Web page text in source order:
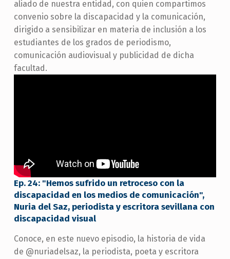
aliado de nuestra entidad, con quien compartimos
convenio sobre la discapacidad y la comunicación,
dirigido a sensibilizar en materia de inclusión a los
estudiantes de los grados de periodismo,
comunicación audiovisual y publicidad de dicha
facultad.
Ep. 24: "Hemos sufrido un retroceso con la
discapacidad en los medios de comunicación",
Nuria del Saz, periodista y escritora sevillana con
discapacidad visual
Conoce, en este nuevo episodio, la historia de vida
de @nuriadelsaz, la periodista, poeta y escritora